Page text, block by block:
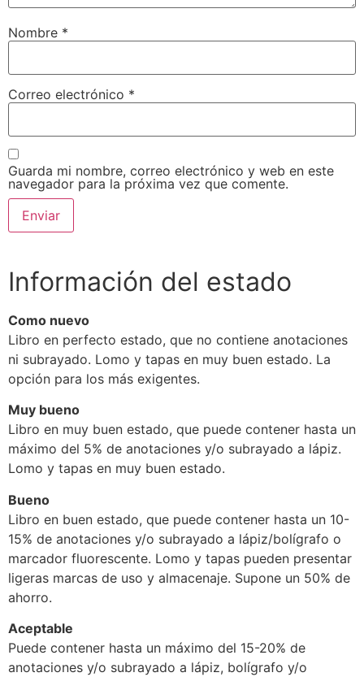
Nombre *
Correo electrónico *
Guarda mi nombre, correo electrónico y web en este
navegador para la próxima vez que comente.
Información del estado
Como nuevo
Libro en perfecto estado, que no contiene anotaciones
ni subrayado. Lomo y tapas en muy buen estado. La
opción para los más exigentes.
Muy bueno
Libro en muy buen estado, que puede contener hasta un
máximo del 5% de anotaciones y/o subrayado a lápiz.
Lomo y tapas en muy buen estado.
Bueno
Libro en buen estado, que puede contener hasta un 10-
15% de anotaciones y/o subrayado a lápiz/bolígrafo o
marcador fluorescente. Lomo y tapas pueden presentar
ligeras marcas de uso y almacenaje. Supone un 50% de
ahorro.
Aceptable
Puede contener hasta un máximo del 15-20% de
anotaciones y/o subrayado a lápiz, bolígrafo y/o